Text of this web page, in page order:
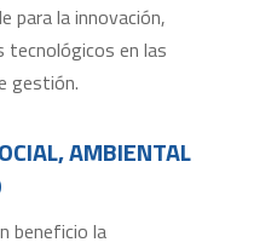
para la innovación,
tecnológicos en las
gestión.
AMBIENTAL
beneficio la